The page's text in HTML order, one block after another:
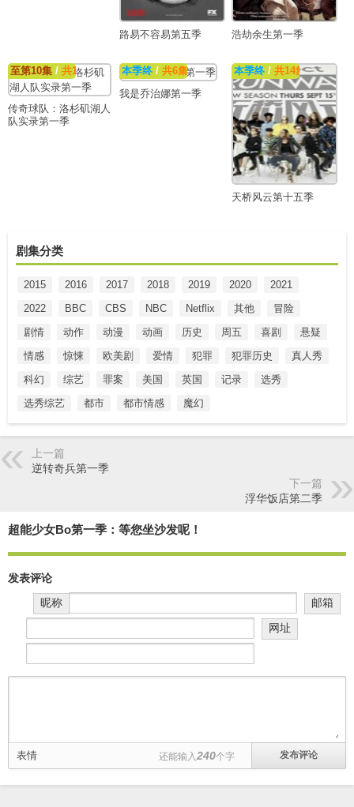
路易不容易第五季 浩劫余生第一季
至第10集 / 共10集
传奇球队：洛杉矶湖人
队实录第一季
本季终 /共6集
我是乔治娜第一季
本季终/ 共14集
天桥风云第十五季
剧集分类
2015 2016 2017 2018 2019 2020
2021
2022
BBC CBS NBC Netflix 其他
冒险
剧情
动作 动漫 动画 历史 周五 喜剧
悬疑
情感
惊悚 欧美剧 爱情 犯罪 犯罪历史
真人秀
科幻
综艺 罪案 美国 英国 记录
选秀
选秀综艺
都市 都市情感 魔幻
上一篇
逆转奇兵第一季
下一篇
浮华饭店第二季
超能少女Bo第一季：等您坐沙发呢！
发表评论
昵称
邮箱
网址
表情 还能输入 240个字